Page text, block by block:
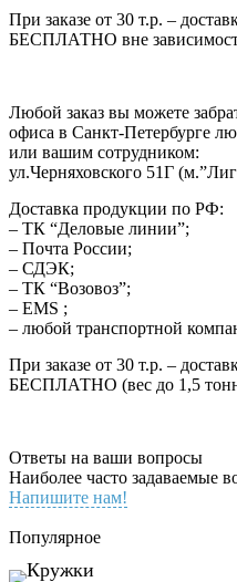
При заказе от 30 т.р. –
БЕСПЛАТНО вне
Любой заказ вы можете
офиса в Санкт-Петербурге
или вашим сотрудником:
ул.Черняховского 51Г
Доставка продукции по РФ:
– ТК “Деловые линии”;
– Почта России;
– СДЭК;
– ТК “Возовоз”;
– EMS ;
– любой транспортной
При заказе от 30 т.р. –
БЕСПЛАТНО (вес до 1,5
Ответы на ваши вопросы
Наиболее часто задаваемые
Напишите нам!
Популярное
Кружки